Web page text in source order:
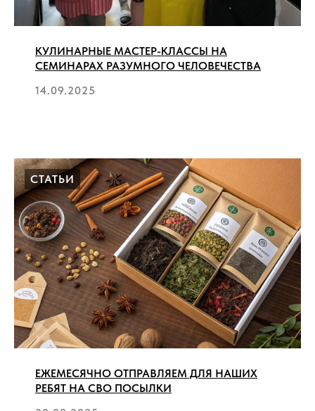
КУЛИНАРНЫЕ МАСТЕР-КЛАССЫ НА
СЕМИНАРАХ РАЗУМНОГО ЧЕЛОВЕЧЕСТВА
14.09.2025
СТАТЬИ
ЕЖЕМЕСЯЧНО ОТПРАВЛЯЕМ ДЛЯ НАШИХ
РЕБЯТ НА СВО ПОСЫЛКИ